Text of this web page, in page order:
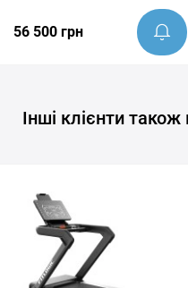
56 500 грн
Інші клієнти